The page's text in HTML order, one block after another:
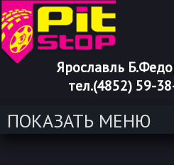
Ярославль
тел.(4852) 59-
ПОКАЗАТЬ МЕНЮ